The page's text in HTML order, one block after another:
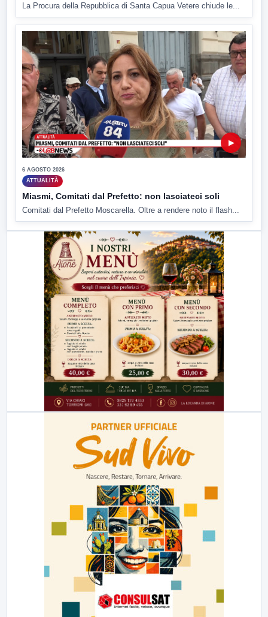
La Procura della Repubblica di Santa Capua Vetere chiude le...
▶
6 AGOSTO 2026
ATTUALITÀ
Miasmi, Comitati dal Prefetto: non lasciateci soli
Comitati dal Prefetto Moscarella. Oltre a rendere noto il flash...